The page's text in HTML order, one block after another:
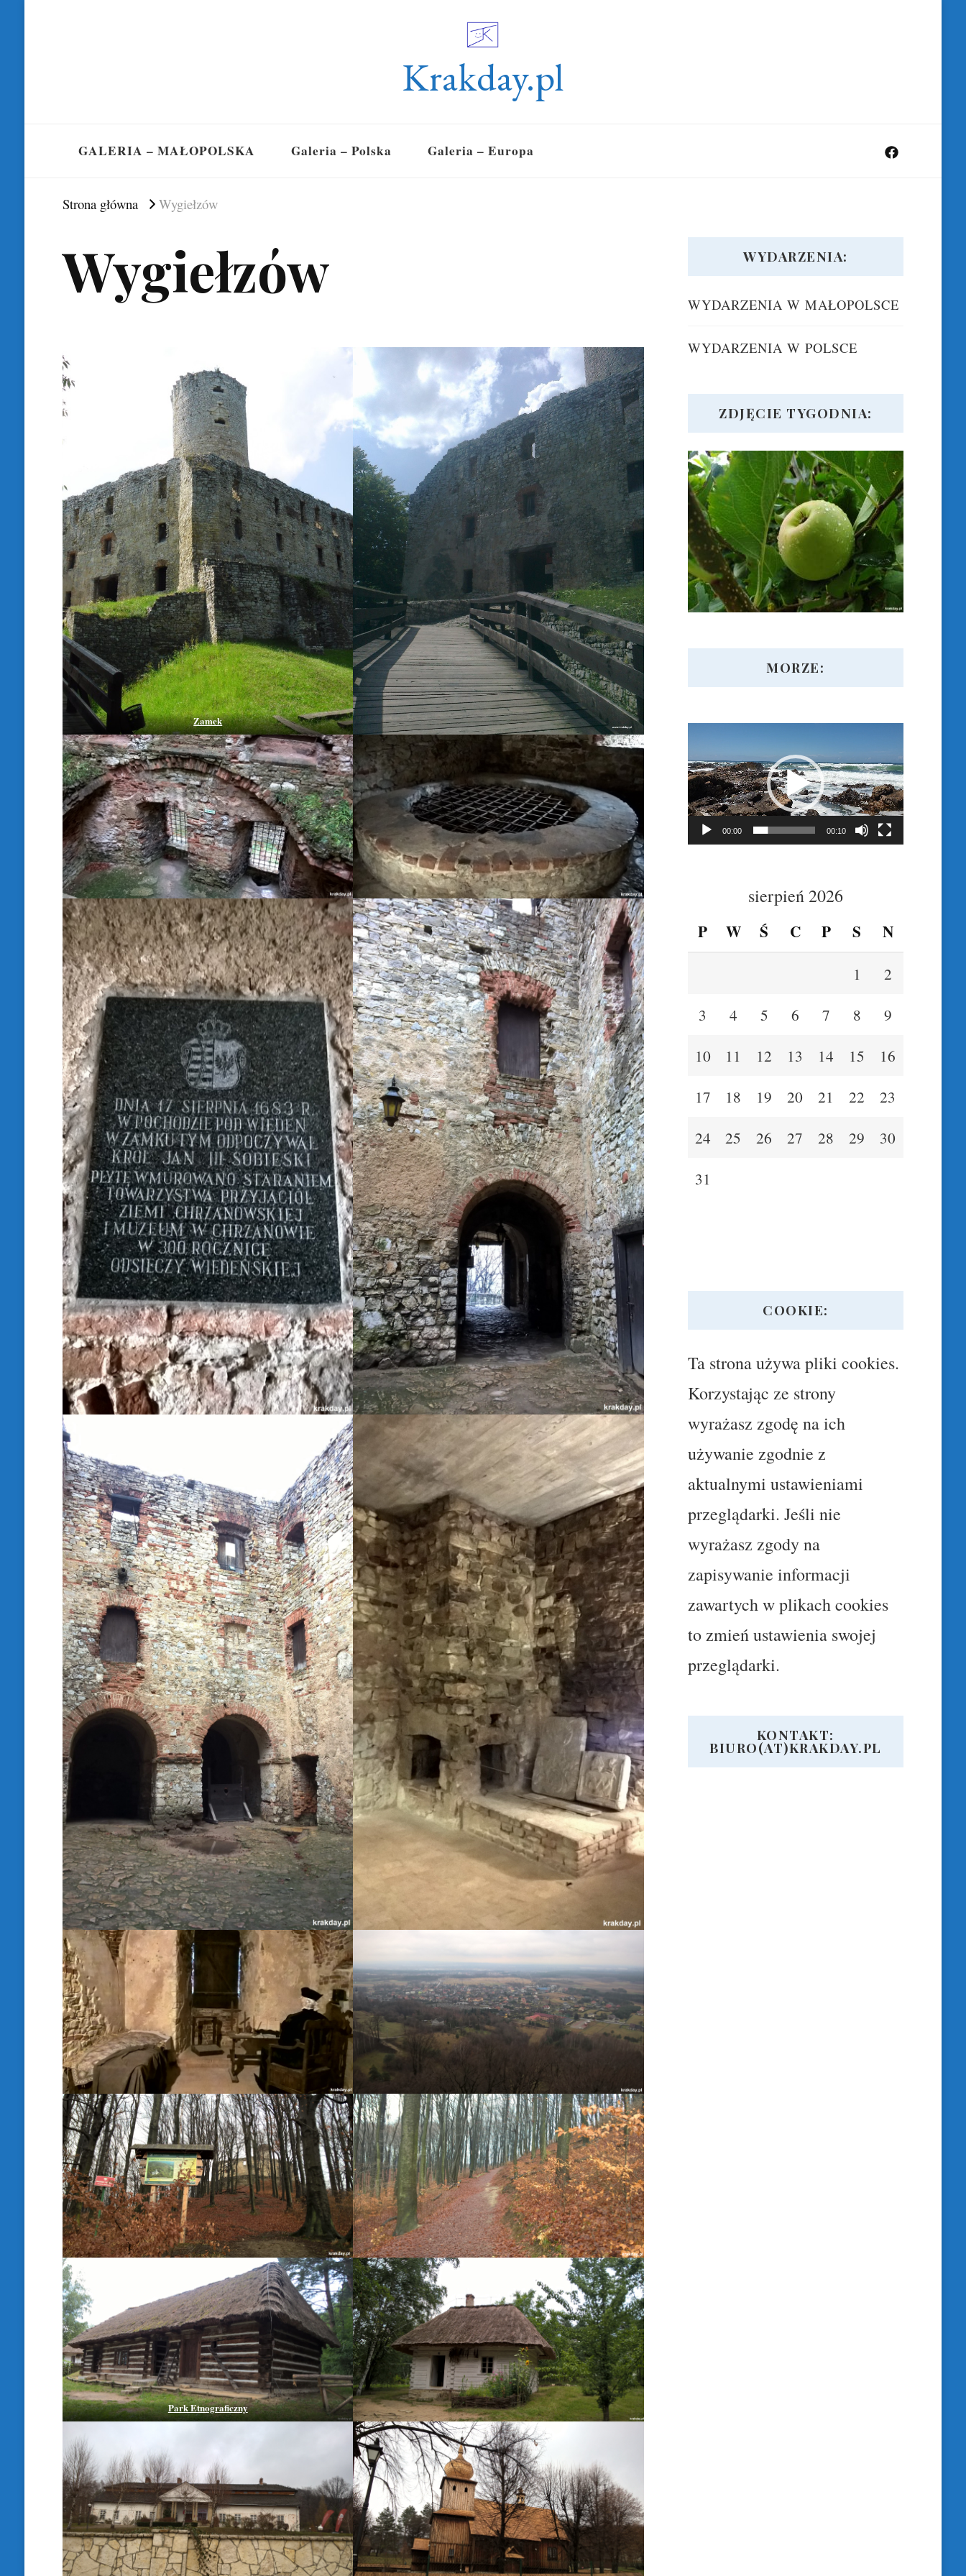
Krakday.pl
GALERIA – MAŁOPOLSKA Galeria – Polska Galeria – Europa
Strona główna Wygiełzów
Wygiełzów
Zamek
Park Etnograficzny
WYDARZENIA:
WYDARZENIA W MAŁOPOLSCE
WYDARZENIA W POLSCE
ZDJĘCIE TYGODNIA:
MORZE:
Odtwarzacz
video
00:00 00:10
sierpień 2026
P W Ś C P S N
1
2
3
4 5 6 7 8
9
10
11 12 13 14 15
16
17
18 19 20 21 22
23
24
25 26 27 28 29
30
31
COOKIE:
Ta strona używa pliki cookies.
Korzystając ze strony
wyrażasz zgodę na ich
używanie zgodnie z
aktualnymi ustawieniami
przeglądarki. Jeśli nie
wyrażasz zgody na
zapisywanie informacji
zawartych w plikach cookies
to zmień ustawienia swojej
przeglądarki.
KONTAKT:
BIURO(AT)KRAKDAY.PL